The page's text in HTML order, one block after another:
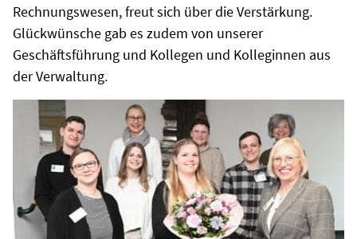
Rechnungswesen, freut sich über die Verstärkung.
Glückwünsche gab es zudem von unserer
Geschäftsführung und Kollegen und Kolleginnen aus
der Verwaltung.